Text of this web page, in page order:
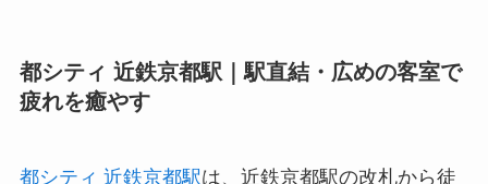
都シティ 近鉄京都駅｜駅直結・広めの客室で
疲れを癒やす
都シティ 近鉄京都駅は、近鉄京都駅の改札から徒